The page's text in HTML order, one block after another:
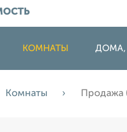
КОМНАТЫ ДОМА,
Комнаты Продажа